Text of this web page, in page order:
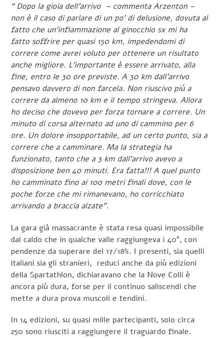
“ Dopo la gioia dell’arrivo – commenta Arzenton –
non è il caso di parlare di un po’ di delusione, dovuta al
fatto che un’infiammazione al ginocchio sx mi ha
fatto soffrire per quasi 150 km, impedendomi di
correre come avrei voluto per ottenere un risultato
anche migliore. L’importante è essere arrivato, alla
fine, entro le 30 ore previste. A 30 km dall’arrivo
pensavo davvero di non farcela. Non riuscivo più a
correre da almeno 10 km e il tempo stringeva. Allora
ho deciso che dovevo per forza tornare a correre. Un
minuto di corsa alternato ad uno di cammino per 6
ore. Un dolore insopportabile, ad un certo punto, sia a
correre che a camminare. Ma la strategia ha
funzionato, tanto che a 3 km dall’arrivo avevo a
disposizione ben 40 minuti. Era fatta!!! A quel punto
ho camminato fino ai 100 metri finali dove, con le
poche forze che mi rimanevano, ho corricchiato
arrivando a braccia alzate”.
La gara già massacrante è stata resa quasi impossibile
dal caldo che in qualche valle raggiungeva i 40°, con
pendenze da superare del 17/18%. I presenti, sia quelli
italiani sia gli stranieri, reduci anche da più edizioni
della Spartathlon, dichiaravano che la Nove Colli è
ancora più dura, forse per il continuo saliscendi che
mette a dura prova muscoli e tendini.
In 14 edizioni, su quasi mille partecipanti, solo circa
250 sono riusciti a raggiungere il traguardo finale.